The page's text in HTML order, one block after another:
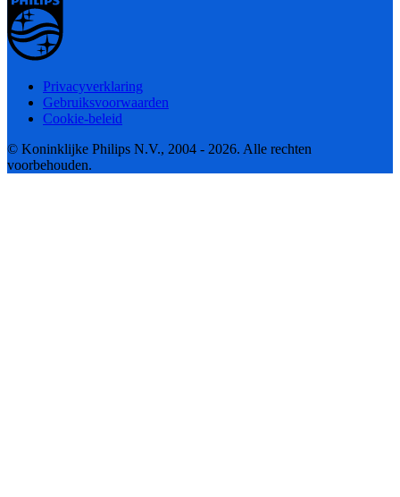
Privacyverklaring
Gebruiksvoorwaarden
Cookie-beleid
© Koninklijke Philips N.V., 2004 - 2026. Alle rechten
voorbehouden.